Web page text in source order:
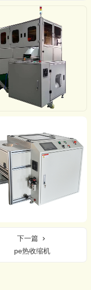
下一篇
pe热收缩机